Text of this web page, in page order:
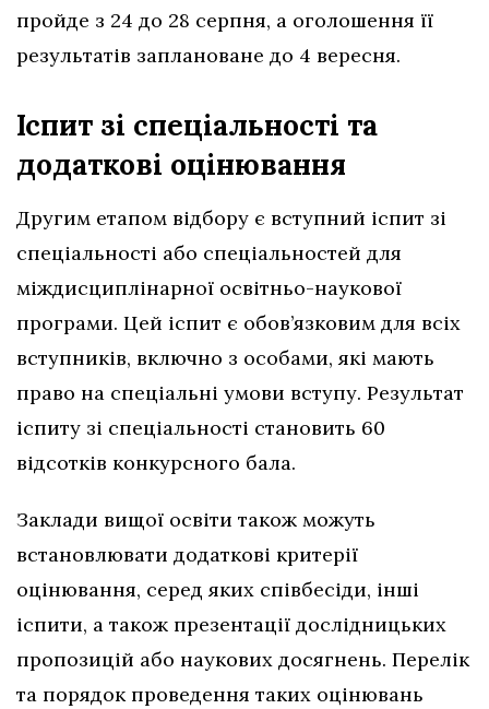
пройде з 24 до 28 серпня, а оголошення її
результатів заплановане до 4 вересня.
Іспит зі спеціальності та
додаткові оцінювання
Другим етапом відбору є вступний іспит зі
спеціальності або спеціальностей для
міждисциплінарної освітньо-наукової
програми. Цей іспит є обов’язковим для всіх
вступників, включно з особами, які мають
право на спеціальні умови вступу. Результат
іспиту зі спеціальності становить 60
відсотків конкурсного бала.
Заклади вищої освіти також можуть
встановлювати додаткові критерії
оцінювання, серед яких співбесіди, інші
іспити, а також презентації дослідницьких
пропозицій або наукових досягнень. Перелік
та порядок проведення таких оцінювань